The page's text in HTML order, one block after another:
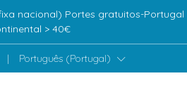
fixa nacional) Portes gratuitos-Portugal
> 40€
| Português (Portugal)